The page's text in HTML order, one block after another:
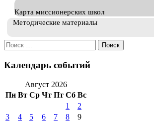
Карта миссионерских школ
Методические материалы
Искать:
Календарь событий
Август 2026
Пн Вт Ср Чт Пт Сб Вс
1
2
3
4 5 6 7 8
9